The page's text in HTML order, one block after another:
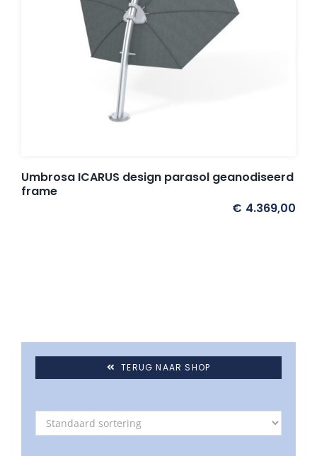
Glatz Vita Collectie
Glatz parasoldoeken
Umbrosa en Paraflex parasoldoeken
Umbrosa ICARUS design parasol geanodiseerd
frame
€ 4.369,00
TERUG NAAR SHOP